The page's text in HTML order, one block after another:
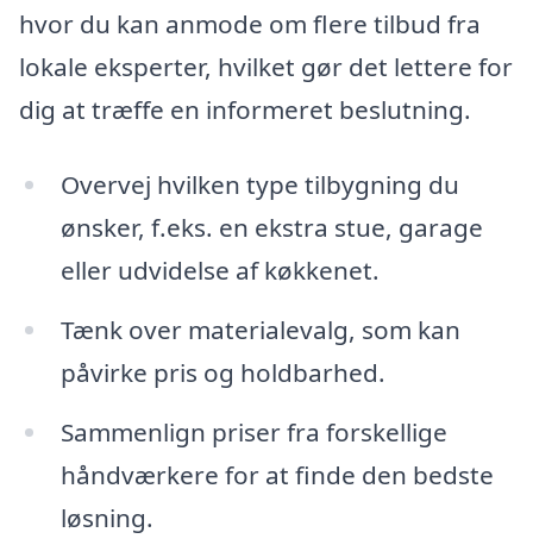
hvor du kan anmode om flere tilbud fra
lokale eksperter, hvilket gør det lettere for
dig at træffe en informeret beslutning.
Overvej hvilken type tilbygning du
ønsker, f.eks. en ekstra stue, garage
eller udvidelse af køkkenet.
Tænk over materialevalg, som kan
påvirke pris og holdbarhed.
Sammenlign priser fra forskellige
håndværkere for at finde den bedste
løsning.